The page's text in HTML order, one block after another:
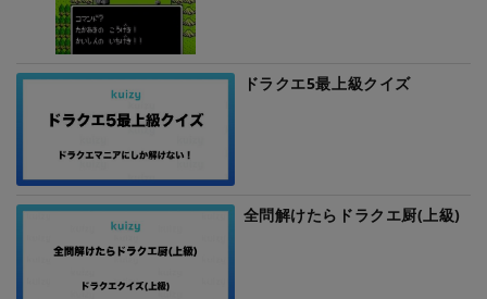
ドラクエ5最上級クイズ
全問解けたらドラクエ厨(上級)